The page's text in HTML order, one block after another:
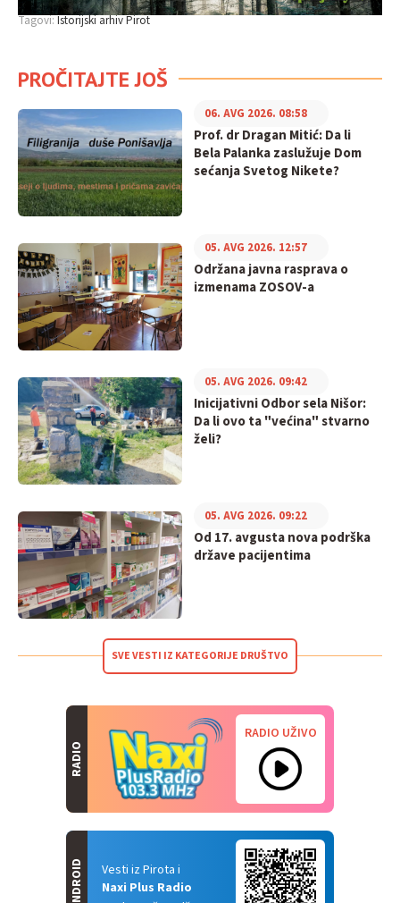
Tagovi:Istorijski arhiv Pirot
PROČITAJTE JOŠ
Prof. dr Dragan Mitić: Da li
Bela Palanka zaslužuje Dom
sećanja Svetog Nikete?
06. AVG 2026. 08:58
Održana javna rasprava o
izmenama ZOSOV-a
05. AVG 2026. 12:57
Inicijativni Odbor sela Nišor:
Da li ovo ta "većina" stvarno
želi?
05. AVG 2026. 09:42
Od 17. avgusta nova podrška
države pacijentima
05. AVG 2026. 09:22
SVE VESTI IZ KATEGORIJE DRUŠTVO
RADIO
RADIO UŽIVO
Vesti iz Pirota i
Naxi Plus Radio
ANDROID